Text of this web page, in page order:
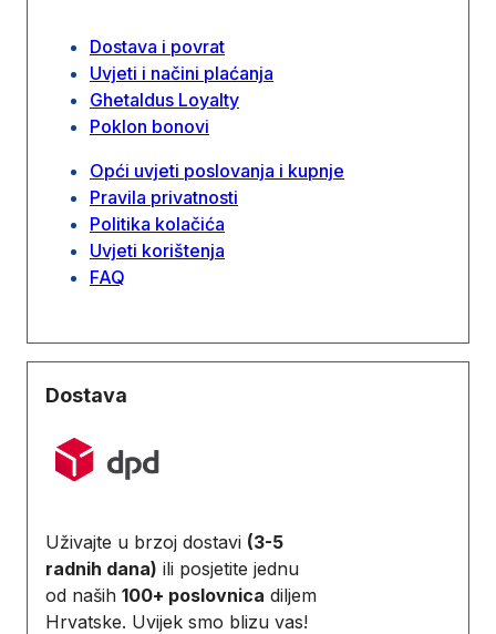
Dostava i povrat
Uvjeti i načini plaćanja
Ghetaldus Loyalty
Poklon bonovi
Opći uvjeti poslovanja i kupnje
Pravila privatnosti
Politika kolačića
Uvjeti korištenja
FAQ
Dostava
Uživajte u brzoj dostavi (3-5
radnih dana) ili posjetite jednu
od naših 100+ poslovnica diljem
Hrvatske. Uvijek smo blizu vas!